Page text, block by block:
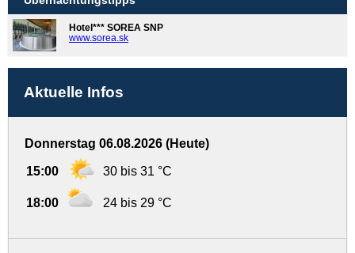
Hotel*** SOREA SNP
www.sorea.sk
Aktuelle Infos
Donnerstag 06.08.2026 (Heute)
15:00 30 bis 31 °C
18:00 24 bis 29 °C